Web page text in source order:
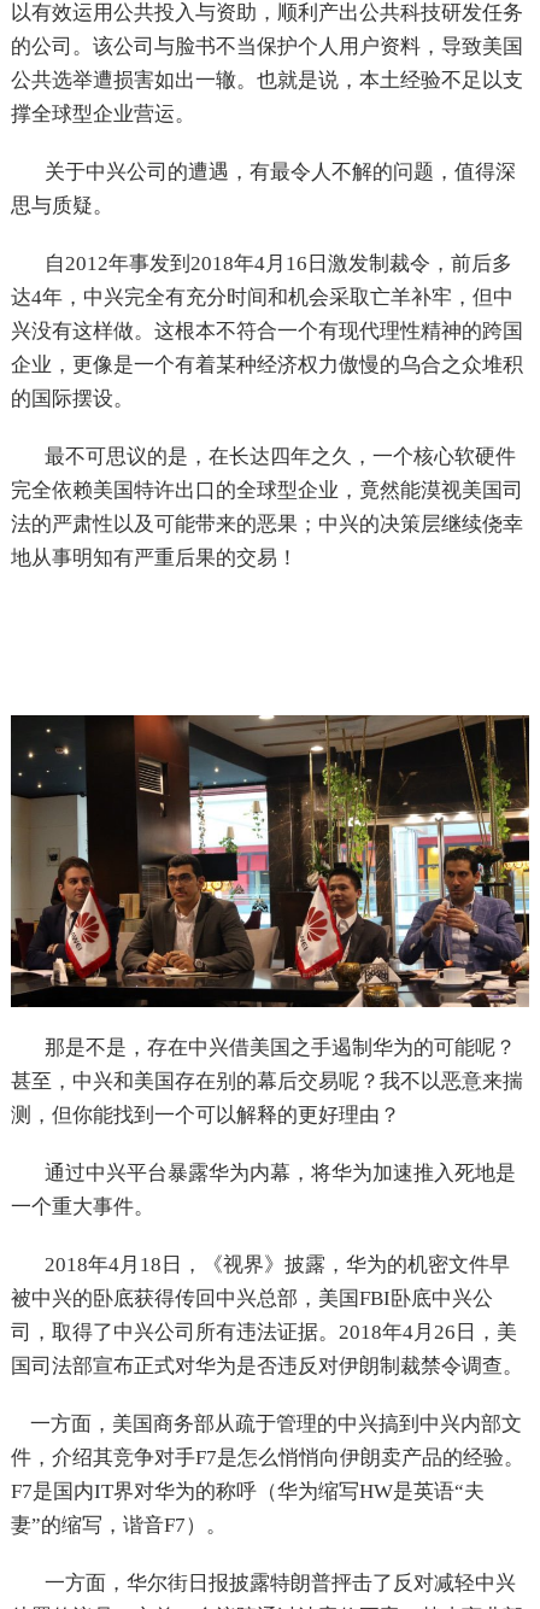
以有效运用公共投入与资助，顺利产出公共科技研发任务
的公司。该公司与脸书不当保护个人用户资料，导致美国
公共选举遭损害如出一辙。也就是说，本土经验不足以支
撑全球型企业营运。
关于中兴公司的遭遇，有最令人不解的问题，值得深
思与质疑。
自2012年事发到2018年4月16日激发制裁令，前后多
达4年，中兴完全有充分时间和机会采取亡羊补牢，但中
兴没有这样做。这根本不符合一个有现代理性精神的跨国
企业，更像是一个有着某种经济权力傲慢的乌合之众堆积
的国际摆设。
最不可思议的是，在长达四年之久，一个核心软硬件
完全依赖美国特许出口的全球型企业，竟然能漠视美国司
法的严肃性以及可能带来的恶果；中兴的决策层继续侥幸
地从事明知有严重后果的交易！
那是不是，存在中兴借美国之手遏制华为的可能呢？
甚至，中兴和美国存在别的幕后交易呢？我不以恶意来揣
测，但你能找到一个可以解释的更好理由？
通过中兴平台暴露华为内幕，将华为加速推入死地是
一个重大事件。
2018年4月18日，《视界》披露，华为的机密文件早
被中兴的卧底获得传回中兴总部，美国FBI卧底中兴公
司，取得了中兴公司所有违法证据。2018年4月26日，美
国司法部宣布正式对华为是否违反对伊朗制裁禁令调查。
一方面，美国商务部从疏于管理的中兴搞到中兴内部文
件，介绍其竞争对手F7是怎么悄悄向伊朗卖产品的经验。
F7是国内IT界对华为的称呼（华为缩写HW是英语“夫
妻”的缩写，谐音F7）。
一方面，华尔街日报披露特朗普抨击了反对减轻中兴